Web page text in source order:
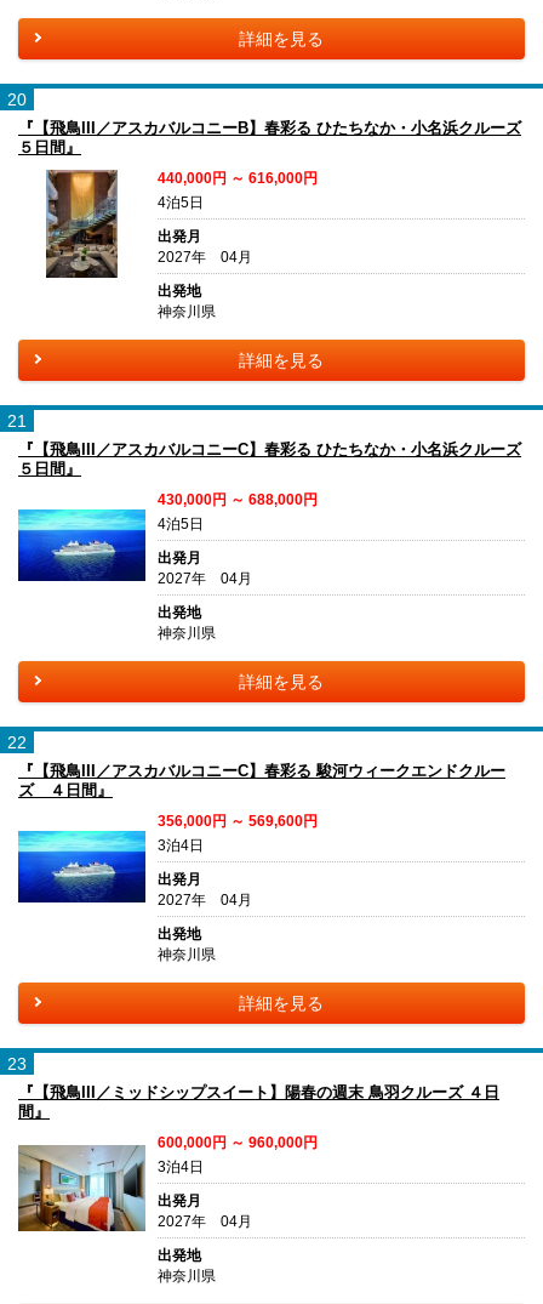
詳細を見る
20
『【飛鳥III／アスカバルコニーB】春彩る ひたちなか・小名浜クルーズ
５日間』
440,000円 ～ 616,000円
4泊5日
出発月
2027年 04月
出発地
神奈川県
詳細を見る
21
『【飛鳥III／アスカバルコニーC】春彩る ひたちなか・小名浜クルーズ
５日間』
430,000円 ～ 688,000円
4泊5日
出発月
2027年 04月
出発地
神奈川県
詳細を見る
22
『【飛鳥III／アスカバルコニーC】春彩る 駿河ウィークエンドクルー
ズ ４日間』
356,000円 ～ 569,600円
3泊4日
出発月
2027年 04月
出発地
神奈川県
詳細を見る
23
『【飛鳥III／ミッドシップスイート】陽春の週末 鳥羽クルーズ ４日
間』
600,000円 ～ 960,000円
3泊4日
出発月
2027年 04月
出発地
神奈川県